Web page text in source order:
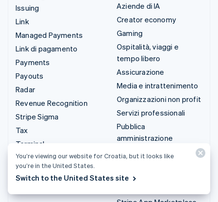
Issuing
Link
Managed Payments
Link di pagamento
Payments
Payouts
Radar
Revenue Recognition
Stripe Sigma
Tax
Terminal
Treasury
Aziende di IA
Creator economy
Gaming
Ospitalità, viaggi e
tempo libero
Assicurazione
Media e intrattenimento
Organizzazioni non profit
Servizi professionali
Pubblica
amministrazione
Commercio al dettaglio
Integrazioni e soluzioni
You’re viewing our website for Croatia, but it looks like
you’re in the United States.
Switch to the United States site